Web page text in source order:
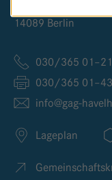
14089 Berlin
030/365
030/365
info@gag-
Lageplan